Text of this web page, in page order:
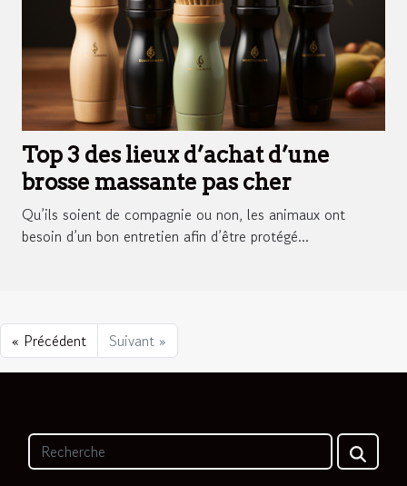
Top 3 des lieux d’achat d’une
brosse massante pas cher
Qu’ils soient de compagnie ou non, les animaux ont
besoin d’un bon entretien afin d’être protégé...
« Précédent Suivant »